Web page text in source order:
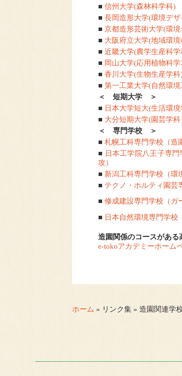
■ 信州大学(森林科学科)
■ 長岡造形大学(環境デ
■ 京都造形芸術大学(環
■ 大阪府立大学(地域環
■ 近畿大学(農学生産科学
■ 岡山大学(応用植物科学
■ 香川大学(生物生産学科
■ 第一工業大学(自然環
＜ 短期大学 ＞
■ 日本大学短大(生活環
■ 大分短期大学(園芸学科
＜ 専門学校 ＞
■ 札幌工科専門学校（造
■ 日本工学院八王子専
攻）
■ 新潟工科専門学校（環
■ テクノ・ホルティ園芸
■ 修成建設専門学校（ガ
■ 日本自然環境専門学校
造園関係のコースがある
e-tokoアカデミーホーム
ホーム » リンク集 » 造園関連学